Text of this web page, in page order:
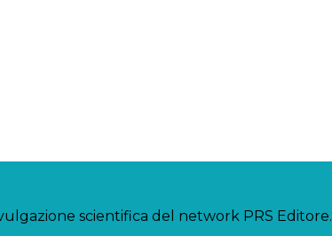
scientifica del network PRS Editore.